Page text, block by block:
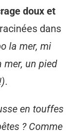
doux et
dans
la mer, mi
mer, un pied
.
en touffes
? Comme